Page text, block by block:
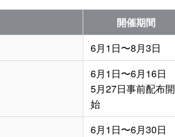
開催期間
6月1日〜8月3日
6月1日〜6月16日
5月27日事前配布開
始
6月1日〜6月30日